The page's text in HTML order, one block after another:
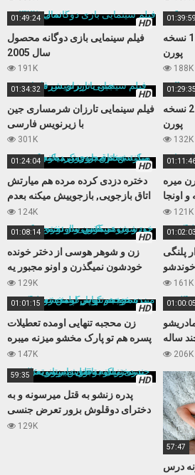
HD
01:49:24
فیلم سینمایی بازی دوگانه محصول
سال 2005
191K
01:39:59
فیلم سینمایی مرد عنکبوتی 1 نسخه
پورن
188K
HD
01:34:32
فیلم سینمایی تارزان شرمساری جین
با زیرنویس فارسی
301K
01:29:35
فیلم سینمایی مرد عنکبوتی 2 نسخه
پورن
132K
HD
01:24:04
دختره دزدی کرده مرده هم میارتش
اتاق بازجویی, بازجوییش میکنه بعدم
مجبورش میکنه کوس بده
124K
میره
اونجا
121K
HD
01:08:14
زن و شوهر هوسی از دختر خونده
خودشون نمیگذرن و اونو مجبور یه
سکس سه نفره میکنن
129K
01:02:03
پلنگی
میکنه161K
HD
01:01:15
زن محجبه تنهایی اومده تعطیلات
پسره هم تو پارک مخشو میزنه میبره
خونه و کوس تپلش رو میکنه
147K
01:00:05
ساله
میکنه206K
HD
59:35
پدره زنشو به قتل میرسونه و به
دخترای دوقلوش بزور تعرض جنسی
میکنه تابوی داستانی عالی
129K
57:47
درس